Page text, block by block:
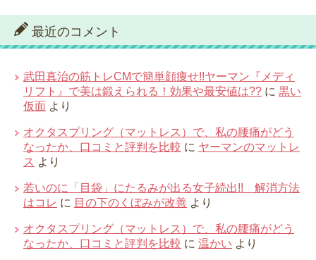
最近のコメント
武田真治の筋トレCMで簡単顔痩せ!!ヤーマン『メディ
リフト』で美は鍛えられる！効果や最安値は?? に 黒い
仮面 より
オクタスプリング（マットレス）で、私の腰痛がどう
なったか、口コミと評判を比較 に ヤーマンのマットレ
ス より
若いのに「目袋」にたるみが出る女子続出!! 解消方法
はコレ に 目の下のくぼみが改善 より
オクタスプリング（マットレス）で、私の腰痛がどう
なったか、口コミと評判を比較 に 温かい より